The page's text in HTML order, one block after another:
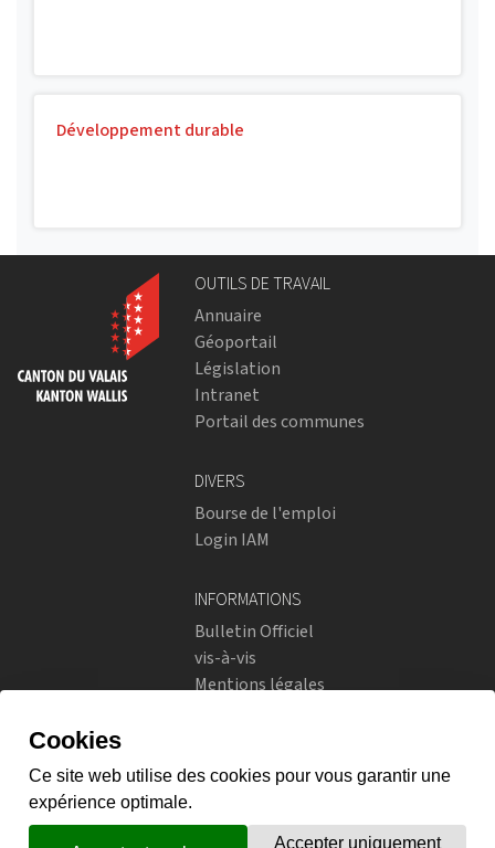
Développement durable
OUTILS DE TRAVAIL
Annuaire
Géoportail
Législation
Intranet
Portail des communes
DIVERS
Bourse de l'emploi
Login IAM
INFORMATIONS
Bulletin Officiel
vis-à-vis
Mentions légales
Instagram